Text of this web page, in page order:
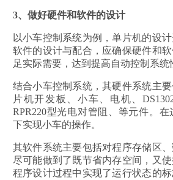
3、做好硬件和软件的设计
以小车控制系统为例，单片机的设
软件的设计与配合，应确保硬件和
足实际需要，达到提高自动控制系统
结合小车控制系统，其硬件系统主
片机开发板、小车、电机、
RPR220型光电对管阻、等元件。
下实现小车的操作。
其软件系统主要包括对程序存储区、
尽可能做到了既节省内存空间，又
程序设计过程中实现了运行状态的